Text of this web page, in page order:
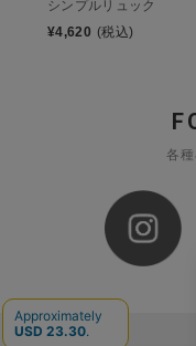
シンプルリュック
¥4,620 (税込)
各